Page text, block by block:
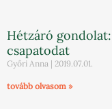
Hétzáró
csapatodat
Győri Anna 2019.07.01.
tovább olvasom »